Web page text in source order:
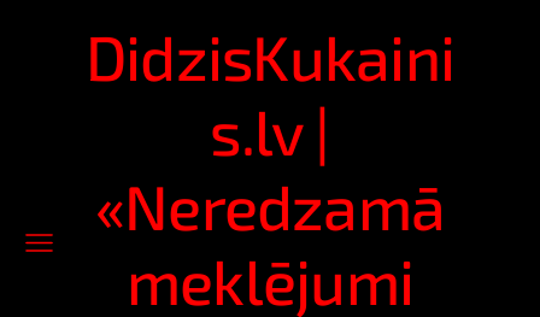
DidzisKukaini
s.lv |
«Neredzamā
meklējumi